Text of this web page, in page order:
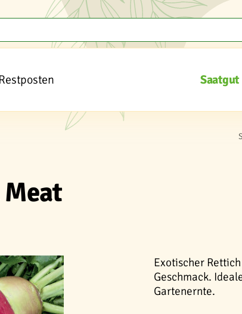
Restposten Saatgut
Meat
Exotischer
Geschmack.
Gartenernte.